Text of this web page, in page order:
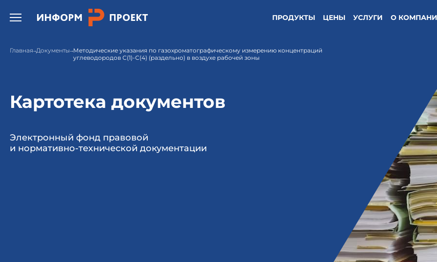
Открыть бургер меню. ПРОДУКТЫ ЦЕНЫ УСЛУГИ О
Главная Документы Методические указания по газохроматографическому измерению концентраций
углеводородов С(1)-С(4) (раздельно) в воздухе рабочей зоны
Картотека документов
Электронный фонд правовой
и нормативно-технической документации